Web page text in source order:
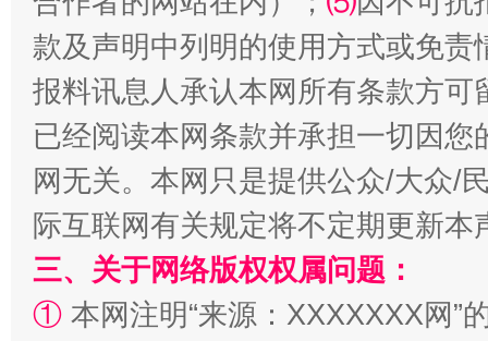
款及声明中列明的使用方式或免责
报料讯息人承认本网所有条款方
已经阅读本网条款并承担一切因
网无关。本网只是提供公众/大众/
际互联网有关规定将不定期更新本
三、关于网络版权权属问题：
① 本网注明“来源：XXXXXXX网”